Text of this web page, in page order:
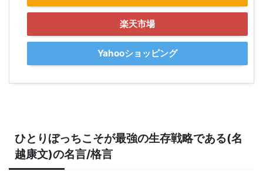
楽天市場
Yahooショッピング
ひとりぼっちこそが最強の生存戦略である(名
越康文)の名言/格言